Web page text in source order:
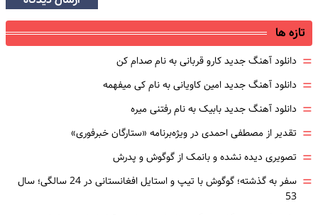
تازه ها
= دانلود آهنگ جدید کارو قربانی به نام صدام کن
= دانلود آهنگ جدید امین کاویانی به نام کی میفهمه
= دانلود آهنگ جدید بابیک به نام رفتنی میره
= تقدیر از مصطفی احمدی در ویژه‌برنامه «ستارگان خبرفوری»
= تصویری دیده نشده و بانمک از گوگوش و پدرش
=
سفر به گذشته؛ گوگوش با تیپ و استایل افغانستانی در 24 سالگی؛ سال
53